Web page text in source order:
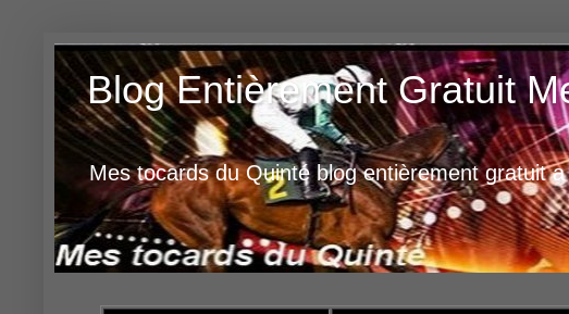
Blog Entièrement Gratuit
Mes tocards du Quinté blog entièrement gratuit